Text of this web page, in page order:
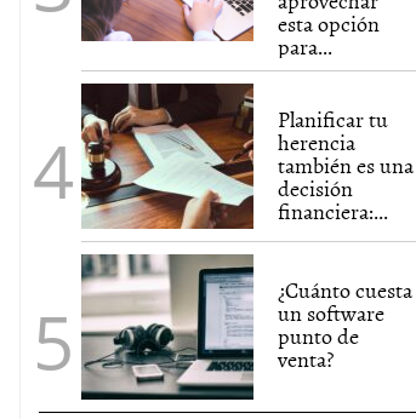
esta opción
para...
Planificar tu
herencia
también es una
decisión
financiera:...
¿Cuánto cuesta
un software
punto de
venta?